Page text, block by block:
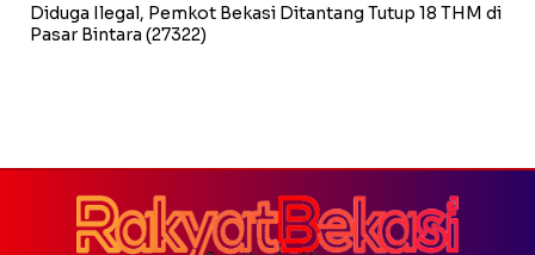
Diduga Ilegal, Pemkot Bekasi Ditantang Tutup 18 THM di
Pasar Bintara (27322)